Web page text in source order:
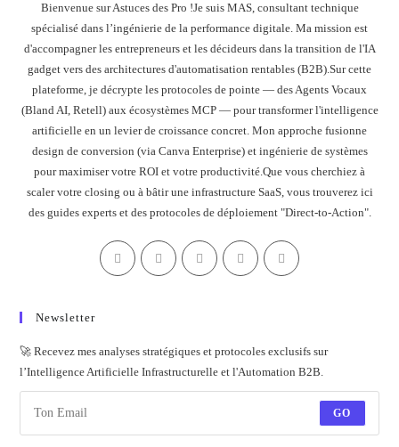
Bienvenue sur Astuces des Pro !Je suis MAS, consultant technique
spécialisé dans l’ingénierie de la performance digitale. Ma mission est
d'accompagner les entrepreneurs et les décideurs dans la transition de l'IA
gadget vers des architectures d'automatisation rentables (B2B).Sur cette
plateforme, je décrypte les protocoles de pointe — des Agents Vocaux
(Bland AI, Retell) aux écosystèmes MCP — pour transformer l'intelligence
artificielle en un levier de croissance concret. Mon approche fusionne
design de conversion (via Canva Enterprise) et ingénierie de systèmes
pour maximiser votre ROI et votre productivité.Que vous cherchiez à
scaler votre closing ou à bâtir une infrastructure SaaS, vous trouverez ici
des guides experts et des protocoles de déploiement "Direct-to-Action".
Newsletter
🚀 Recevez mes analyses stratégiques et protocoles exclusifs sur
l’Intelligence Artificielle Infrastructurelle et l'Automation B2B.
GO